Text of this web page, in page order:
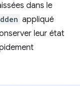
dans le
appliqué
leur état